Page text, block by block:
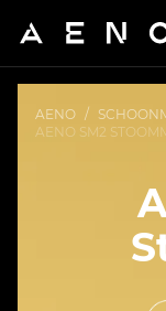
AENO /
AENO SM2